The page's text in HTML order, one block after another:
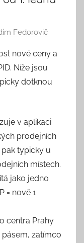
Fedorovič
nové ceny a
Níže jsou
dotknou
v aplikaci
prodejních
pak typicky u
místech.
jako jedno
= nově 1
centra Prahy
pásem, zatímco